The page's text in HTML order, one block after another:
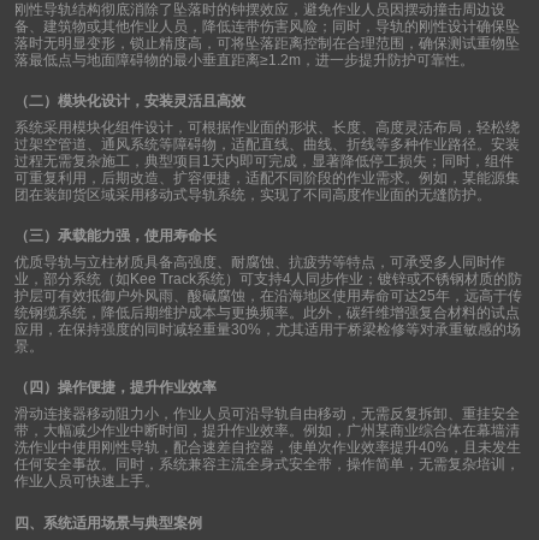
刚性导轨结构彻底消除了坠落时的钟摆效应，避免作业人员因摆动撞击周边设
备、建筑物或其他作业人员，降低连带伤害风险；同时，导轨的刚性设计确保坠
落时无明显变形，锁止精度高，可将坠落距离控制在合理范围，确保测试重物坠
落最低点与地面障碍物的最小垂直距离≥1.2m ，进一步提升防护可靠性。
（二）模块化设计，安装灵活且高效
系统采用模块化组件设计，可根据作业面的形状、长度、高度灵活布局，轻松绕
过架空管道、通风系统等障碍物，适配直线、曲线、折线等多种作业路径。安装
过程无需复杂施工，典型项目 1天内即可完成，显著降低停工损失；同时，组件
可重复利用，后期改造、扩容便捷，适配不同阶段的作业需求。例如，某能源集
团在装卸货区域采用移动式导轨系统，实现了不同高度作业面的无缝防护。
（三）承载能力强，使用寿命长
优质导轨与立柱材质具备高强度、耐腐蚀、抗疲劳等特点，可承受多人同时作
业，部分系统（如 Kee Track系统）可支持4人同步作业；镀锌或不锈钢材质的防
护层可有效抵御户外风雨、酸碱腐蚀，在沿海地区使用寿命可达25年，远高于传
统钢缆系统，降低后期维护成本与更换频率。此外，碳纤维增强复合材料的试点
应用，在保持强度的同时减轻重量30% ，尤其适用于桥梁检修等对承重敏感的场
景。
（四）操作便捷，提升作业效率
滑动连接器移动阻力小，作业人员可沿导轨自由移动，无需反复拆卸、重挂安全
带，大幅减少作业中断时间，提升作业效率。例如，广州某商业综合体在幕墙清
洗作业中使用刚性导轨，配合速差自控器，使单次作业效率提升40% ，且未发生
任何安全事故。同时，系统兼容主流全身式安全带，操作简单，无需复杂培训，
作业人员可快速上手。
四、系统适用场景与典型案例